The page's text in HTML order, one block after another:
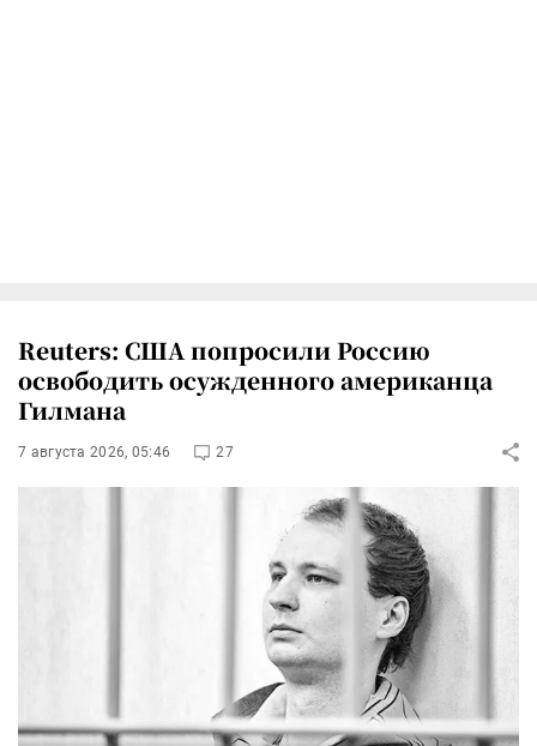
Reuters: США попросили Россию
освободить осужденного американца
Гилмана
7 августа 2026, 05:46 27